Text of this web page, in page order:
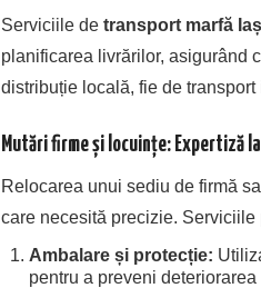
Serviciile de transport marfă
planificarea livrărilor, asigurând
distribuție locală, fie de transport
Mutări firme și locuințe: Expertiză
Relocarea unui sediu de firmă
care necesită precizie. Serviciile
Ambalare și protecție:
pentru a preveni